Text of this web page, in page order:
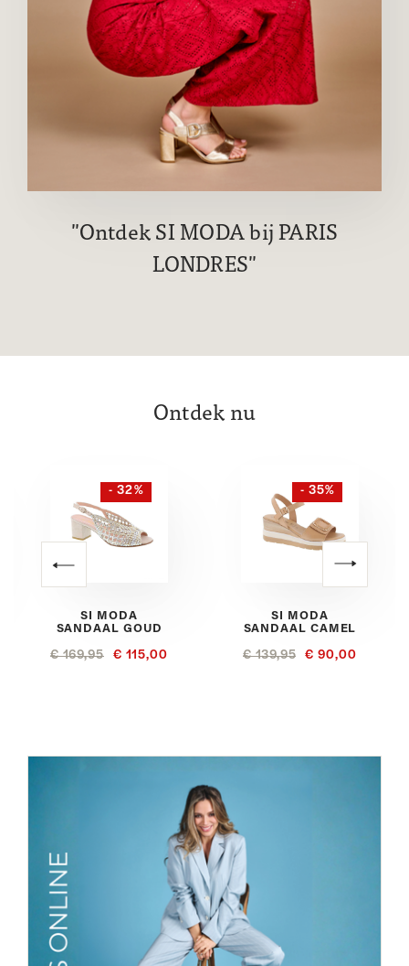
Ontdek SI MODA bij PARIS
LONDRES
Ontdek nu
- 32%
SI MODA
SANDAAL GOUD
€ 169,95 € 115,00
- 35%
SI MODA
SANDAAL CAMEL
€ 139,95 € 90,00